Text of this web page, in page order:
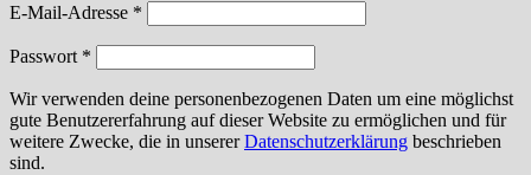
E-Mail-Adresse *
Passwort *
Wir verwenden deine personenbezogenen Daten um eine möglichst
gute Benutzererfahrung auf dieser Website zu ermöglichen und für
weitere Zwecke, die in unsererDatenschutzerklärung beschrieben
sind.